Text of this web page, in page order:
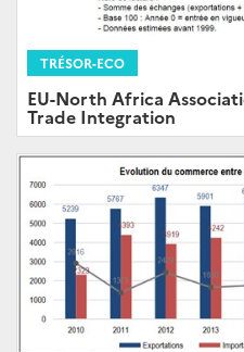
TRÉSOR-ECO
EU-North Africa
Trade Integration